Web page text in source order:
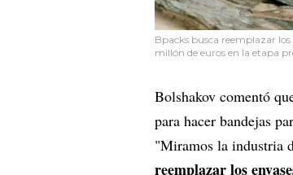
Bpacks busca reemplazar
millón de euros en la etapa
Bolshakov comentó
para hacer bandejas
"Miramos la industria
reemplazar los